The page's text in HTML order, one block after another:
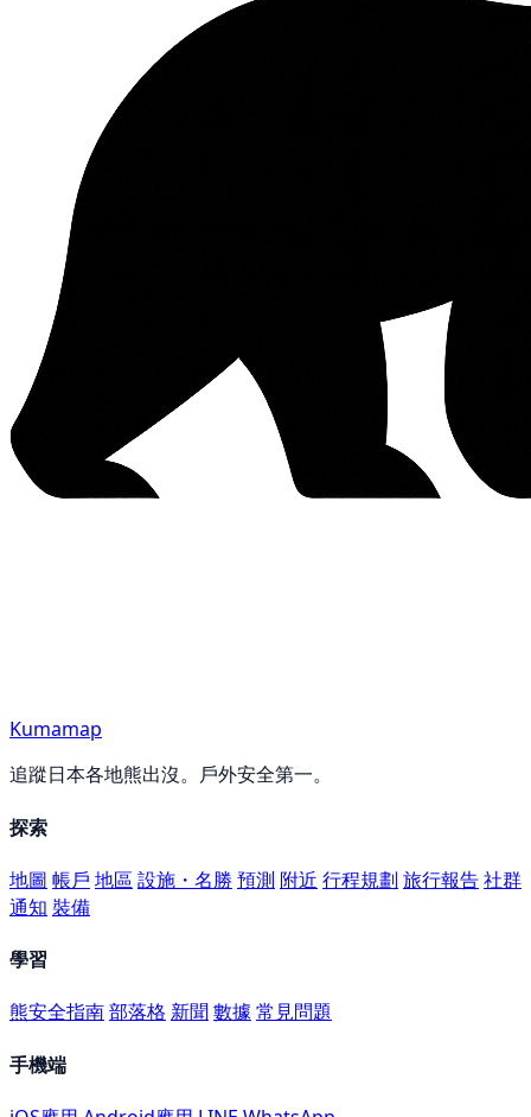
Kumamap
追蹤日本各地熊出沒。戶外安全第一。
探索
地圖 帳戶 地區 設施・名勝 預測 附近 行程規劃 旅行報告社群
通知 裝備
學習
熊安全指南部落格 新聞數據 常見問題
手機端